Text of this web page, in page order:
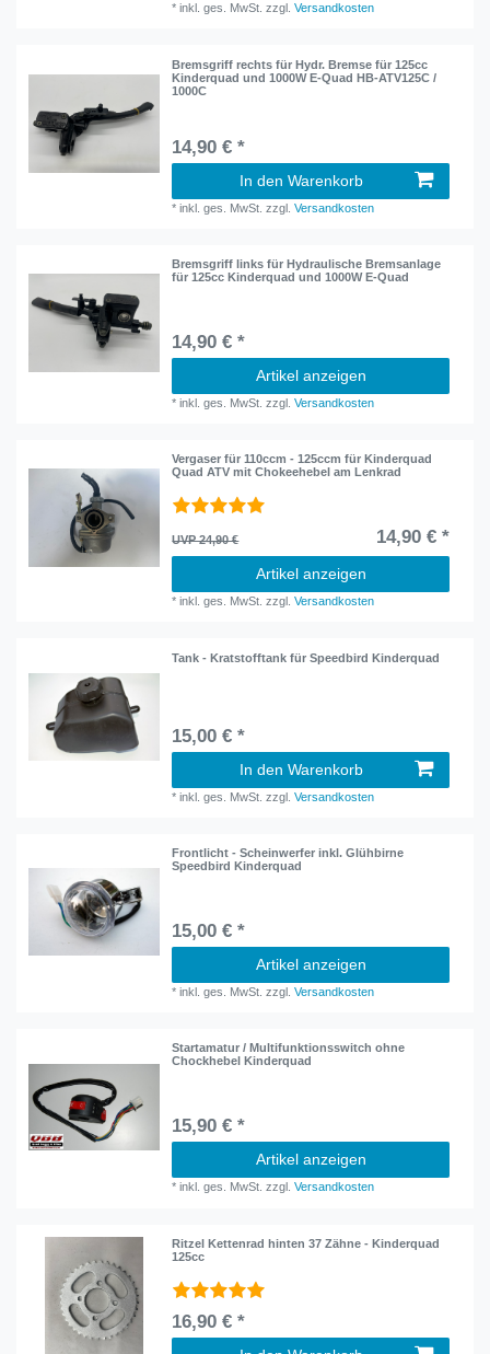
*inkl. ges. MwSt. zzgl.Versandkosten
Bremsgriff rechts für Hydr. Bremse für 125cc
Kinderquad und 1000W E-Quad HB-ATV125C /
1000C
14,90 € *
In den Warenkorb
*inkl. ges. MwSt. zzgl.Versandkosten
Bremsgriff links für Hydraulische Bremsanlage
für 125cc Kinderquad und 1000W E-Quad
14,90 € *
Artikel anzeigen
*inkl. ges. MwSt. zzgl.Versandkosten
Vergaser für 110ccm - 125ccm für Kinderquad
Quad ATV mit Chokeehebel am Lenkrad
UVP 24,90 € 14,90 € *
Artikel anzeigen
*inkl. ges. MwSt. zzgl.Versandkosten
Tank - Kratstofftank für Speedbird Kinderquad
15,00 € *
In den Warenkorb
*inkl. ges. MwSt. zzgl.Versandkosten
Frontlicht - Scheinwerfer inkl. Glühbirne
Speedbird Kinderquad
15,00 € *
Artikel anzeigen
*inkl. ges. MwSt. zzgl.Versandkosten
Startamatur / Multifunktionsswitch ohne
Chockhebel Kinderquad
15,90 € *
Artikel anzeigen
*inkl. ges. MwSt. zzgl.Versandkosten
Ritzel Kettenrad hinten 37 Zähne - Kinderquad
125cc
16,90 € *